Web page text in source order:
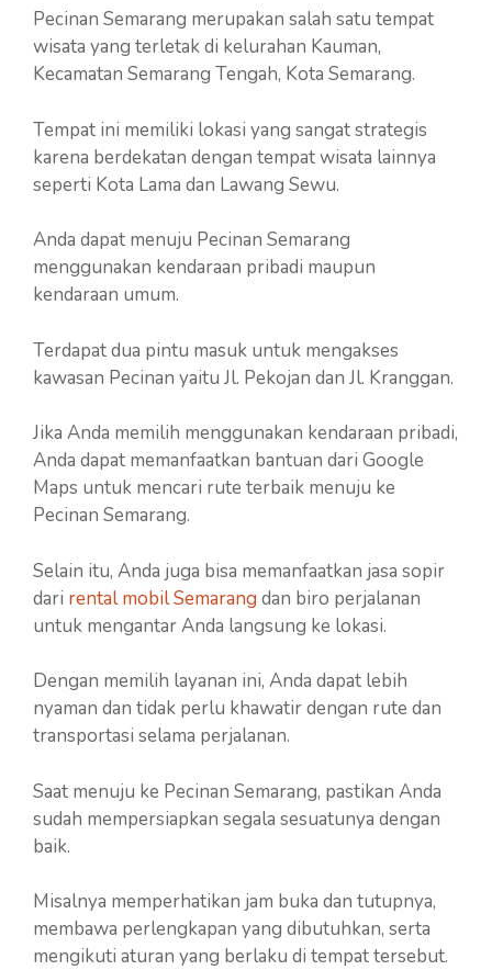
Pecinan Semarang merupakan salah satu tempat
wisata yang terletak di kelurahan Kauman,
Kecamatan Semarang Tengah, Kota Semarang.
Tempat ini memiliki lokasi yang sangat strategis
karena berdekatan dengan tempat wisata lainnya
seperti Kota Lama dan Lawang Sewu.
Anda dapat menuju Pecinan Semarang
menggunakan kendaraan pribadi maupun
kendaraan umum.
Terdapat dua pintu masuk untuk mengakses
kawasan Pecinan yaitu Jl. Pekojan dan Jl. Kranggan.
Jika Anda memilih menggunakan kendaraan pribadi,
Anda dapat memanfaatkan bantuan dari Google
Maps untuk mencari rute terbaik menuju ke
Pecinan Semarang.
Selain itu, Anda juga bisa memanfaatkan jasa sopir
dari rental mobil Semarang dan biro perjalanan
untuk mengantar Anda langsung ke lokasi.
Dengan memilih layanan ini, Anda dapat lebih
nyaman dan tidak perlu khawatir dengan rute dan
transportasi selama perjalanan.
Saat menuju ke Pecinan Semarang, pastikan Anda
sudah mempersiapkan segala sesuatunya dengan
baik.
Misalnya memperhatikan jam buka dan tutupnya,
membawa perlengkapan yang dibutuhkan, serta
mengikuti aturan yang berlaku di tempat tersebut.